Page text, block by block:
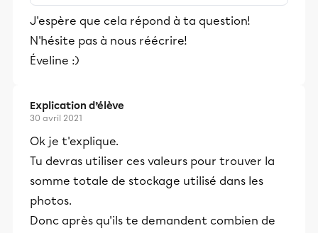
stimulants, Alloprof engage les élèves
et leurs parents dans la réussite
éducative.
J'espère que cela répond à ta question!
N'hésite pas à nous réécrire!
Éveline :)
Explication d’élève
30 avril 2021
Ok je t'explique.
Tu devras utiliser ces valeurs pour trouver la
somme totale de stockage utilisé dans les
photos.
Donc après qu'ils te demandent combien de